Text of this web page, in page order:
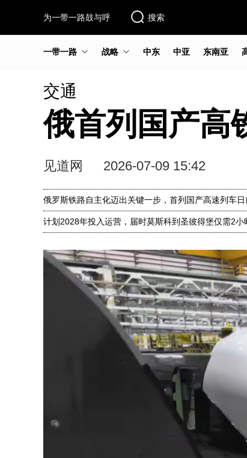
为一带一路鼓与呼 搜索
一带一路 战略 中东 中亚 东南亚
交通
俄首列国产高
见道网 2026-07-09 15:42
俄罗斯铁路自主化迈出关键一步，首列国产高速列车
计划2028年投入运营，届时莫斯科到圣彼得堡仅需2小